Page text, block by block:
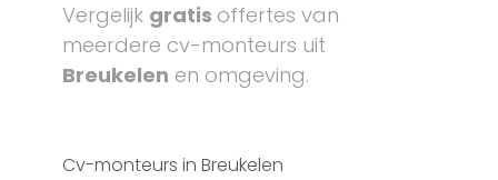
Vergelijk gratis offertes van
meerdere cv-monteurs uit
Breukelen en omgeving.
Cv-monteurs in Breukelen